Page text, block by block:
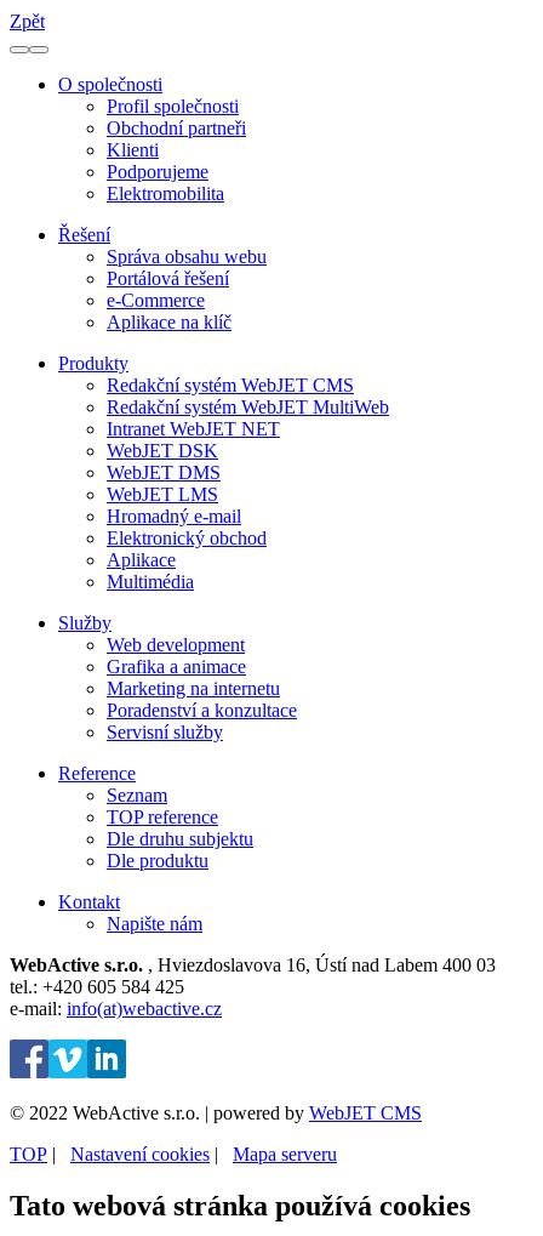
Zpět
O společnosti
Profil společnosti
Obchodní partneři
Klienti
Podporujeme
Elektromobilita
Řešení
Správa obsahu webu
Portálová řešení
e-Commerce
Aplikace na klíč
Produkty
Redakční systém WebJET CMS
Redakční systém WebJET MultiWeb
Intranet WebJET NET
WebJET DSK
WebJET DMS
WebJET LMS
Hromadný e-mail
Elektronický obchod
Aplikace
Multimédia
Služby
Web development
Grafika a animace
Marketing na internetu
Poradenství a konzultace
Servisní služby
Reference
Seznam
TOP reference
Dle druhu subjektu
Dle produktu
Kontakt
Napište nám
WebActive s.r.o. , Hviezdoslavova 16, Ústí nad Labem 400 03
tel.: +420 605 584 425
e-mail: info(at)webactive.cz
© 2022 WebActive s.r.o. | powered by WebJET CMS
TOP | ⁠ Nastavení cookies | ⁠ Mapa serveru
Tato webová stránka používá cookies